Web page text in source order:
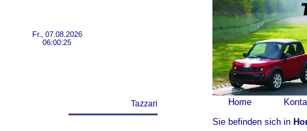
Tazzari Home
Sie befinden sich in
Fr., 07.08.2026
06:00:25